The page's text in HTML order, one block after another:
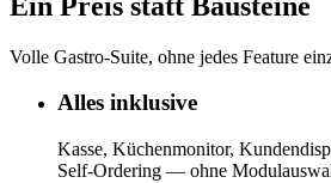
Volle Gastro-Suite, ohne jedes Feature
Alles inklusive
Kasse, Küchenmonitor,
Self-Ordering — ohne